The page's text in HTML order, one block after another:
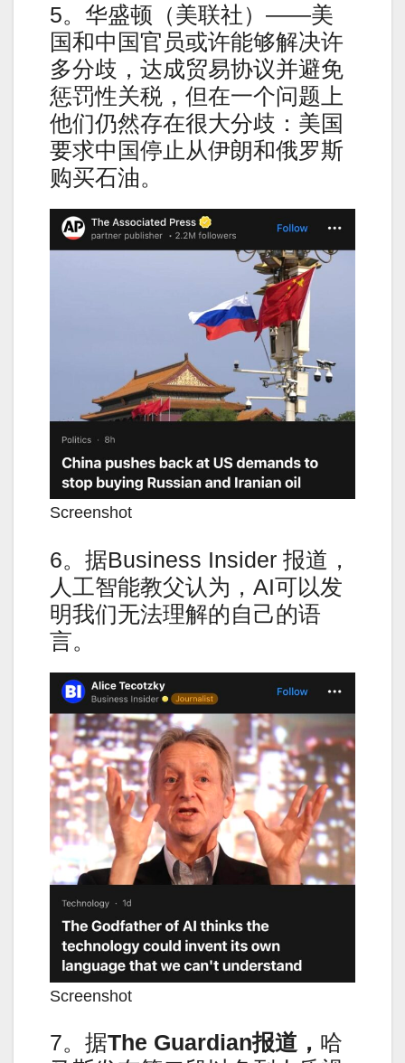
5。华盛顿（美联社）——美
国和中国官员或许能够解决许
多分歧，达成贸易协议并避免
惩罚性关税，但在一个问题上
他们仍然存在很大分歧：美国
要求中国停止从伊朗和俄罗斯
购买石油。
Screenshot
6。据Business Insider 报道，
人工智能教父认为，AI可以发
明我们无法理解的自己的语
言。
Screenshot
7。据The Guardian报道， 哈